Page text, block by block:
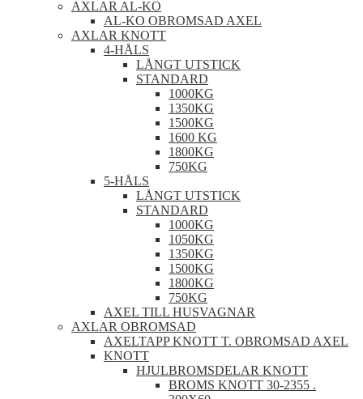
AXLAR AL-KO
AL-KO OBROMSAD AXEL
AXLAR KNOTT
4-HÅLS
LÅNGT UTSTICK
STANDARD
1000KG
1350KG
1500KG
1600 KG
1800KG
750KG
5-HÅLS
LÅNGT UTSTICK
STANDARD
1000KG
1050KG
1350KG
1500KG
1800KG
750KG
AXEL TILL HUSVAGNAR
AXLAR OBROMSAD
AXELTAPP KNOTT T. OBROMSAD AXEL
KNOTT
HJULBROMSDELAR KNOTT
BROMS KNOTT 30-2355 .